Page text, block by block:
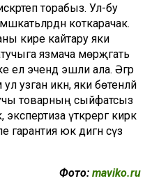
торабыз. Ул-бу
коткарачак.
кире кайтару яки
язмача мөрәҗәгать
ел эчендә эшли ала. Әгәр
узган икән, яки бөтенләй
товарның сыйфатсыз
үткәрергә кирәк
гарантия юк дигән сүз
Фото: maviko.ru